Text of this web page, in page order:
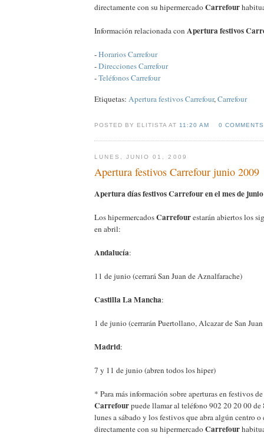
directamente con su hipermercadoCarrefour
Información relacionada con Apertura festivos
-Horarios Carrefour
-Direcciones Carrefour
-Teléfonos Carrefour
Etiquetas: Apertura festivos Carrefour,Carrefour
POSTED BY ELITISTA AT 11:20 AM 0 COMMENTS
LUNES, JUNIO 01, 2009
Apertura festivos Carrefour junio 2009
Apertura días festivos Carrefour en el mes de
Los hipermercadosCarrefourestarán abiertos los
en abril:
Andalucía:
11 de junio (cerrará San Juan de Aznalfarache)
Castilla La Mancha:
1 de junio (cerrarán Puertollano, Alcazar de San
Madrid:
7 y 11 de junio (abren todos los hiper)
* Para más información sobre aperturas en festivos
Carrefourpuede llamar al teléfono 902 20 20 00 de
lunes a sábado y los festivos que abra algún centro
directamente con su hipermercadoCarrefour